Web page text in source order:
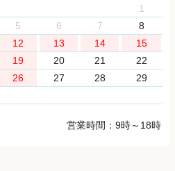
1
5 6 7
8
12 13 14
15
19 20 21
22
26 27 28
29
営業時間：9時～18時